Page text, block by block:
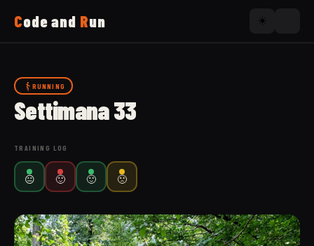
Code and Run ☀️
Running
Uses
RUNNING
Settimana 33
TRAINING LOG
😐 🙂 🙂 🙁